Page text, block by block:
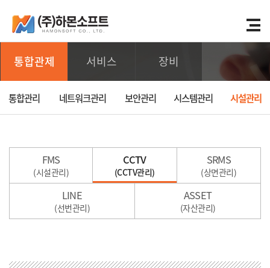
통합관제
통합관리 네트워크관리 보안관리 시스템관리 시설관리
서비스 장비
FMS
(시설관리)
CCTV
(CCTV관리)
SRMS
(상면관리)
LINE
(선번관리)
ASSET
(자산관리)